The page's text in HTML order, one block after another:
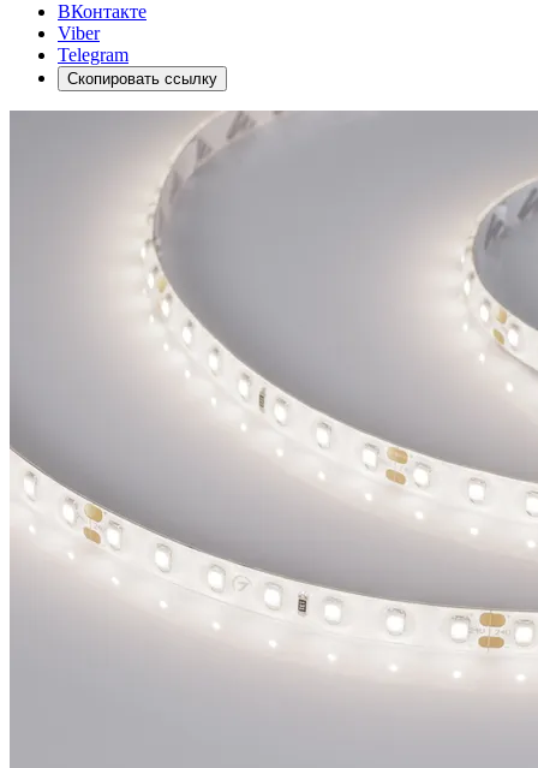
ВКонтакте
Viber
Telegram
Скопировать ссылку